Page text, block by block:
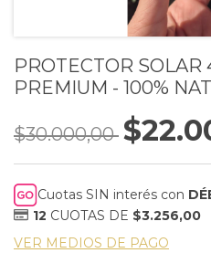
PROTECTOR
PREMIUM - 100%
$30.000,00
Cuotas SIN interés con
12 CUOTAS DE $3.256,00
VER MEDIOS DE PAGO